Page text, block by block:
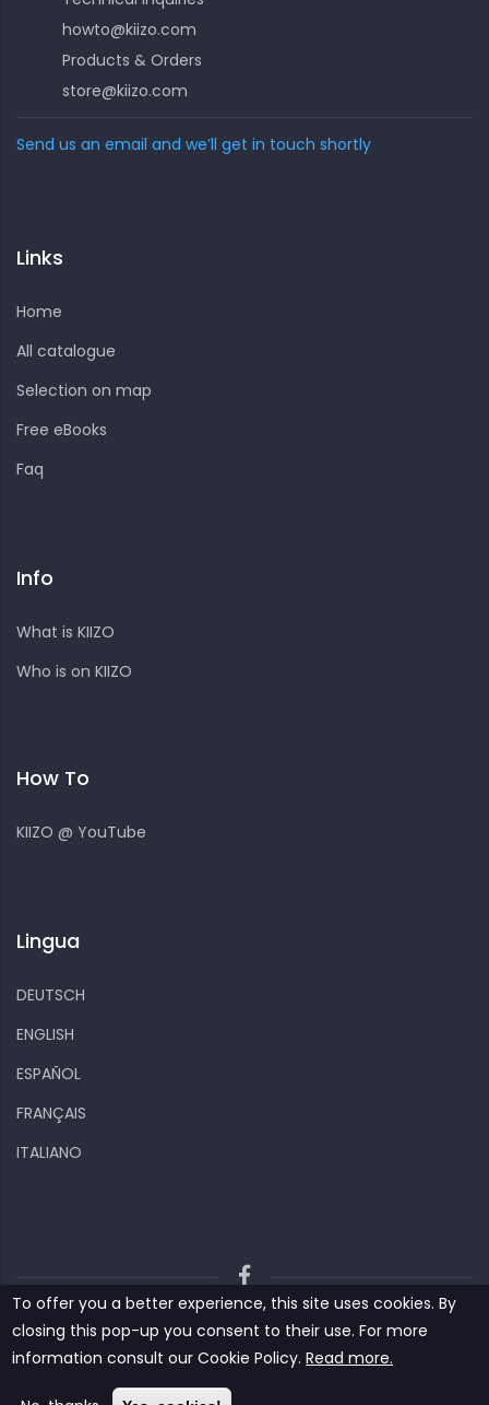
howto@kiizo.com
Products & Orders
store@kiizo.com
Send us an email and we’ll get in touch shortly
Links
Home
All catalogue
Selection on map
Free eBooks
Faq
Info
What is KIIZO
Who is on KIIZO
How To
KIIZO @ YouTube
Lingua
DEUTSCH
ENGLISH
ESPAÑOL
FRANÇAIS
ITALIANO
Kiizo Privacy policy
Cookies and other data
Contact us
© CopyrightKiizo2022. All Rights Reserved.
To offer you a better experience, this site uses cookies. By
closing this pop-up you consent to their use. For more
information consult our ‎‎Cookie Policy‎‎.Read more.